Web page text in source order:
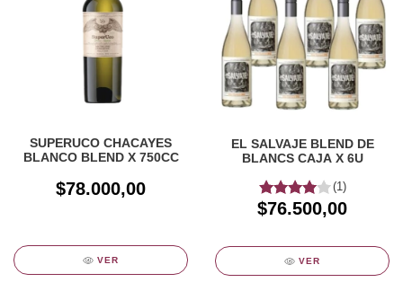
SUPERUCO CHACAYES
BLANCO BLEND X 750CC
$78.000,00
VER
EL SALVAJE BLEND DE
BLANCS CAJA X 6U
(1)
$76.500,00
VER